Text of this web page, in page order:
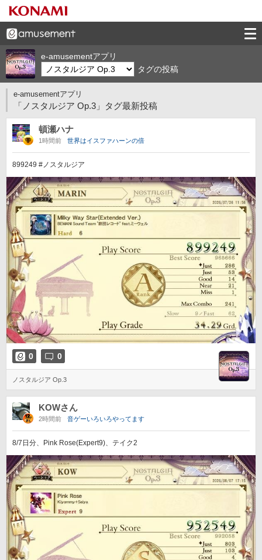
e-amusementアプリ
タグの投稿
e-amusementアプリ
「ノスタルジア Op.3」タグ最新投稿
頓瀬ハナ
1時間前 世界はイスファハーンの倍
899249 #ノスタルジア
0 0
ノスタルジア Op.3
KOWさん
2時間前 音ゲーいろいろやってます
8/7日分、Pink Rose(Expert9)、テイク2